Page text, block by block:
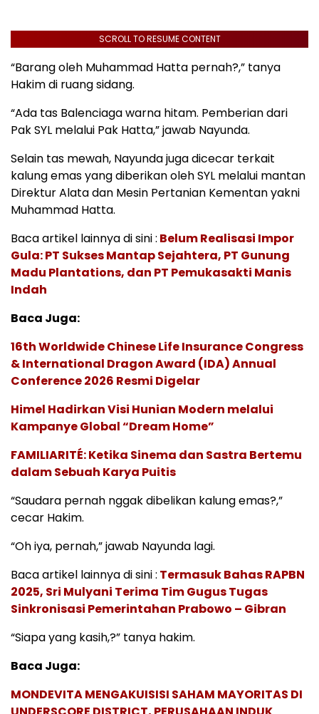
SCROLL TO RESUME CONTENT
“Barang oleh Muhammad Hatta pernah?,” tanya
Hakim di ruang sidang.
“Ada tas Balenciaga warna hitam. Pemberian dari
Pak SYL melalui Pak Hatta,” jawab Nayunda.
Selain tas mewah, Nayunda juga dicecar terkait
kalung emas yang diberikan oleh SYL melalui mantan
Direktur Alata dan Mesin Pertanian Kementan yakni
Muhammad Hatta.
Baca artikel lainnya di sini : Belum Realisasi Impor
Gula: PT Sukses Mantap Sejahtera, PT Gunung
Madu Plantations, dan PT Pemukasakti Manis
Indah
Baca Juga:
16th Worldwide Chinese Life Insurance Congress
& International Dragon Award (IDA) Annual
Conference 2026 Resmi Digelar
Himel Hadirkan Visi Hunian Modern melalui
Kampanye Global “Dream Home”
FAMILIARITÉ: Ketika Sinema dan Sastra Bertemu
dalam Sebuah Karya Puitis
“Saudara pernah nggak dibelikan kalung emas?,”
cecar Hakim.
“Oh iya, pernah,” jawab Nayunda lagi.
Baca artikel lainnya di sini : Termasuk Bahas RAPBN
2025, Sri Mulyani Terima Tim Gugus Tugas
Sinkronisasi Pemerintahan Prabowo – Gibran
“Siapa yang kasih,?” tanya hakim.
Baca Juga:
MONDEVITA MENGAKUISISI SAHAM MAYORITAS DI